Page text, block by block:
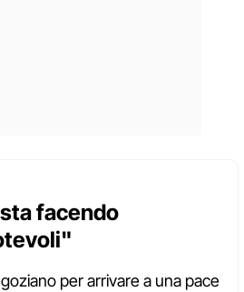
facendo
per arrivare a una pace